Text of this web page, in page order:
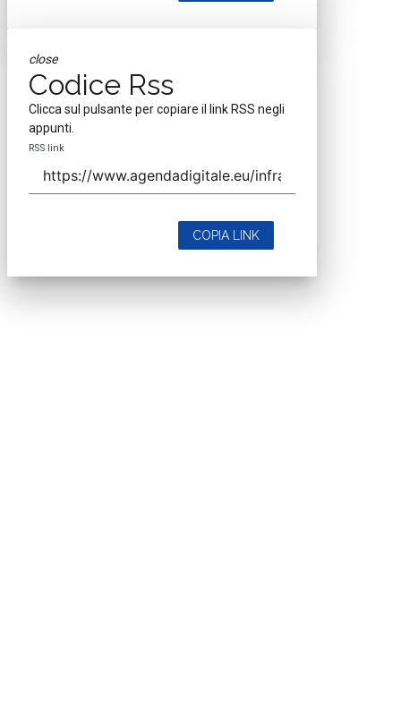
close
Codice Rss
Clicca sul pulsante per copiare il link RSS negli
appunti.
RSS link
COPIA LINK